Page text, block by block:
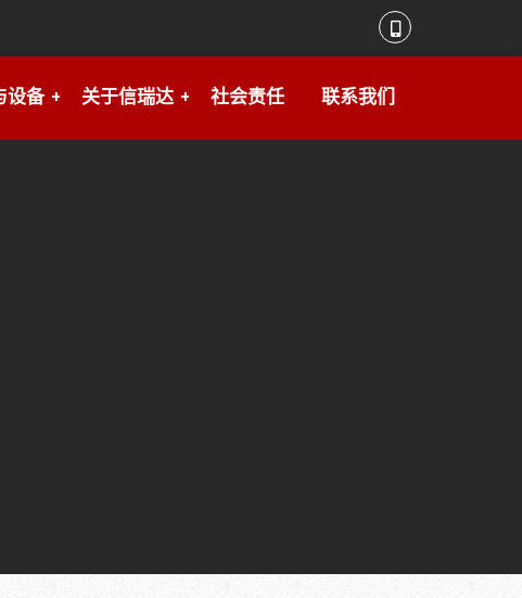
设备 关于信瑞达 社会责任 联系我们